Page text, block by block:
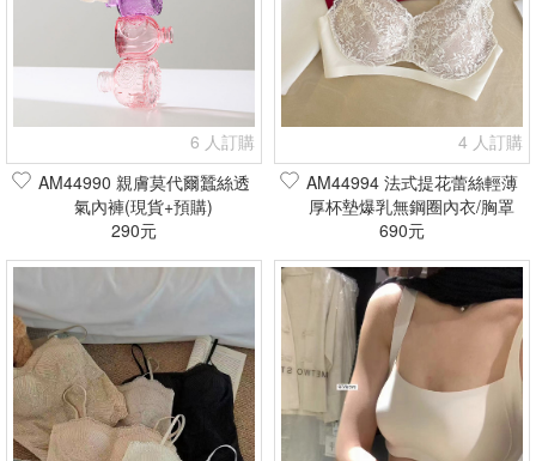
6 人訂購
AM44990 親膚莫代爾蠶絲透
氣內褲(現貨+預購)
290元
4 人訂購
AM44994 法式提花蕾絲輕薄
厚杯墊爆乳無鋼圈內衣/胸罩
(現貨+預購)
690元